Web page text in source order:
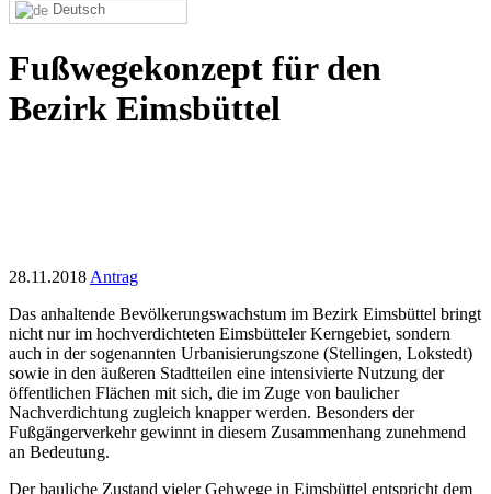
Deutsch
Fußwegekonzept für den
Bezirk Eimsbüttel
28.11.2018 Antrag
Das anhaltende Bevölkerungswachstum im Bezirk Eimsbüttel bringt
nicht nur im hochverdichteten Eimsbütteler Kerngebiet, sondern
auch in der sogenannten Urbanisierungszone (Stellingen, Lokstedt)
sowie in den äußeren Stadtteilen eine intensivierte Nutzung der
öffentlichen Flächen mit sich, die im Zuge von baulicher
Nachverdichtung zugleich knapper werden. Besonders der
Fußgängerverkehr gewinnt in diesem Zusammenhang zunehmend
an Bedeutung.
Der bauliche Zustand vieler Gehwege in Eimsbüttel entspricht dem